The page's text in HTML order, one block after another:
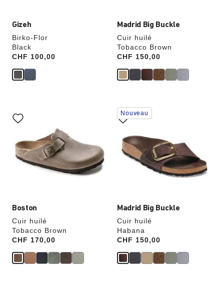
Gizeh
Birko-Flor
Black
Price:
CHF 100,00
Madrid Big Buckle
Cuir huilé
Tobacco Brown
Price:
CHF 150,00
Boston
Cuir huilé
Tobacco Brown
Price:
CHF 170,00
sur
les
échantillons
de
couleurs
modifiera
Madrid Big Buckle
Cuir huilé
Habana
Price:
CHF 150,00
Cliquer
sur
les
échantillons
couleurs
modifiera
Nouveau